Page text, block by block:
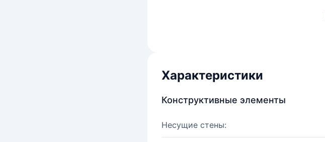
Характеристики
Конструктивные элементы
Несущие стены: